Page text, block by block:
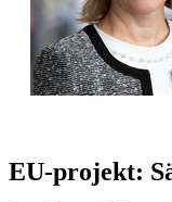
EU-projekt: